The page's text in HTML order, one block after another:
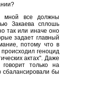
мной все должны
Закаева сплошь
так или иначе оно
задает главный
потому что в
геноцид
актах". Даже
только на
сбалансировали бы